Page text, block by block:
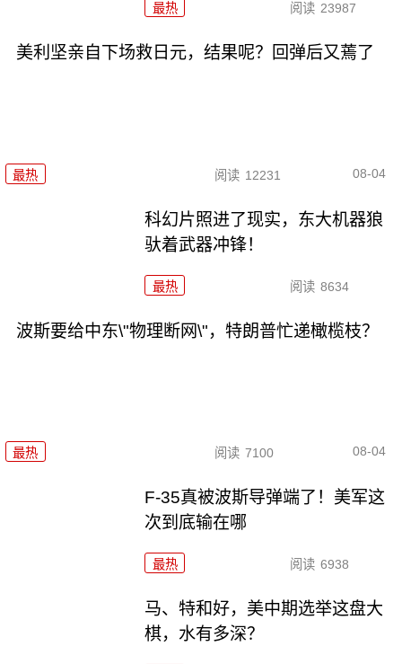
最热 阅读 23987
美利坚亲自下场救日元，结果呢？回弹后又蔫了
最热 阅读 12231 08-04
科幻片照进了现实，东大机器狼
驮着武器冲锋！
最热 阅读 8634
波斯要给中东\"物理断网\"，特朗普忙递橄榄枝？
最热 阅读 7100 08-04
F-35真被波斯导弹端了！美军这
次到底输在哪
最热 阅读 6938
马、特和好，美中期选举这盘大
棋，水有多深？